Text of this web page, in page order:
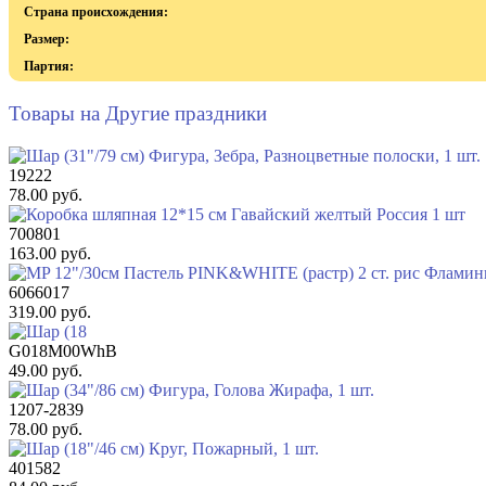
Страна происхождения:
Размер:
Партия:
Товары на Другие праздники
19222
78.00 руб.
700801
163.00 руб.
6066017
319.00 руб.
G018M00WhB
49.00 руб.
1207-2839
78.00 руб.
401582